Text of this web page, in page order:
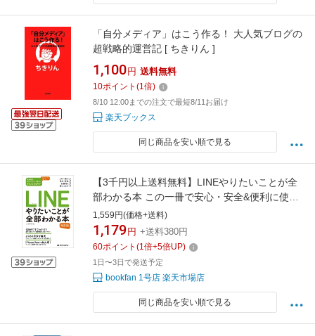
「自分メディア」はこう作る！ 大人気ブログの
超戦略的運営記 [ ちきりん ]
1,100 円 送料無料
10ポイント (1倍)
8/10 12:00までの注文で最短8/11お届け
楽天ブックス
同じ商品を安い順で見る
【3千円以上送料無料】LINEやりたいことが全
部わかる本 この一冊で安心・安全&便利に使い
こなす／田中拓也
1,559円(価格+送料)
1,179 円 +送料380円
60ポイント (1倍+5倍UP)
1日〜3日で発送予定
bookfan 1号店 楽天市場店
同じ商品を安い順で見る